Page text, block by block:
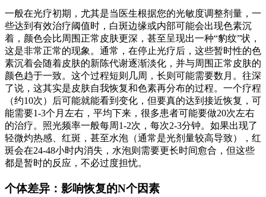
一般在光疗初期，尤其是当医生根据您的光敏度调整剂量，一
些达到有效治疗阈值时，白斑边缘或内部可能会出现色素沉
着，颜色会比周围正常皮肤更深，甚至呈现出一种“豹纹”状，
这是非常正常的现象。通常，在停止光疗后，这些暂时性的色
素沉着会随着皮肤的新陈代谢逐渐淡化，并与周围正常皮肤的
颜色趋于一致。这个过程短则几周，长则可能需要数月。往深
了说，这其实是皮肤自我恢复和色素再分布的过程。一个疗程
（约10次）后可能就能看到变化，但要真的达到接近恢复，可
能需要1-3个月左右，平均下来，很多患者可能要做20次左右
的治疗。照光频率一般每周1-2次，每次2-3分钟。如果出现了
轻微灼热感、红斑，甚至水泡（通常是光剂量较高导致），红
斑会在24-48小时内消失，水泡则需要更长时间愈合，但这些
都是暂时的反应，不必过度担忧。
个体差异：影响恢复的N个因素